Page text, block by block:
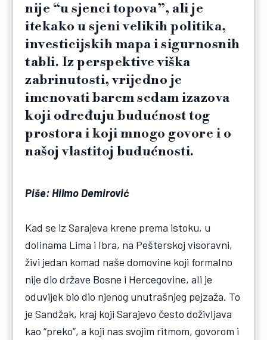
nije “u sjenci topova”, ali je
itekako u sjeni velikih politika,
investicijskih mapa i sigurnosnih
tabli. Iz perspektive viška
zabrinutosti, vrijedno je
imenovati barem sedam izazova
koji određuju budućnost tog
prostora i koji mnogo govore i o
našoj vlastitoj budućnosti.
Piše: Hilmo Demirović
Kad se iz Sarajeva krene prema istoku, u
dolinama Lima i Ibra, na Pešterskoj visoravni,
živi jedan komad naše domovine koji formalno
nije dio države Bosne i Hercegovine, ali je
oduvijek bio dio njenog unutrašnjeg pejzaža. To
je Sandžak, kraj koji Sarajevo često doživljava
kao “preko”, a koji nas svojim ritmom, govorom i